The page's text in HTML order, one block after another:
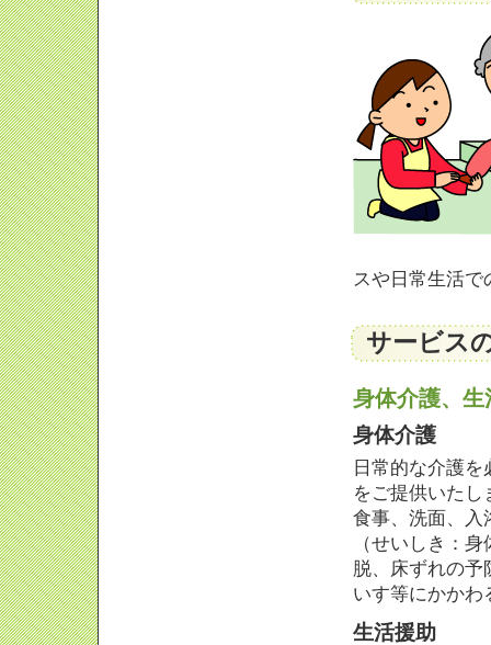
スや日常生活で
サービス
身体介護、
身体介護
日常的な介護
をご提供いたし
食事、洗面、入
（せいしき：
脱、床ずれの予
いす等にかかわ
生活援助